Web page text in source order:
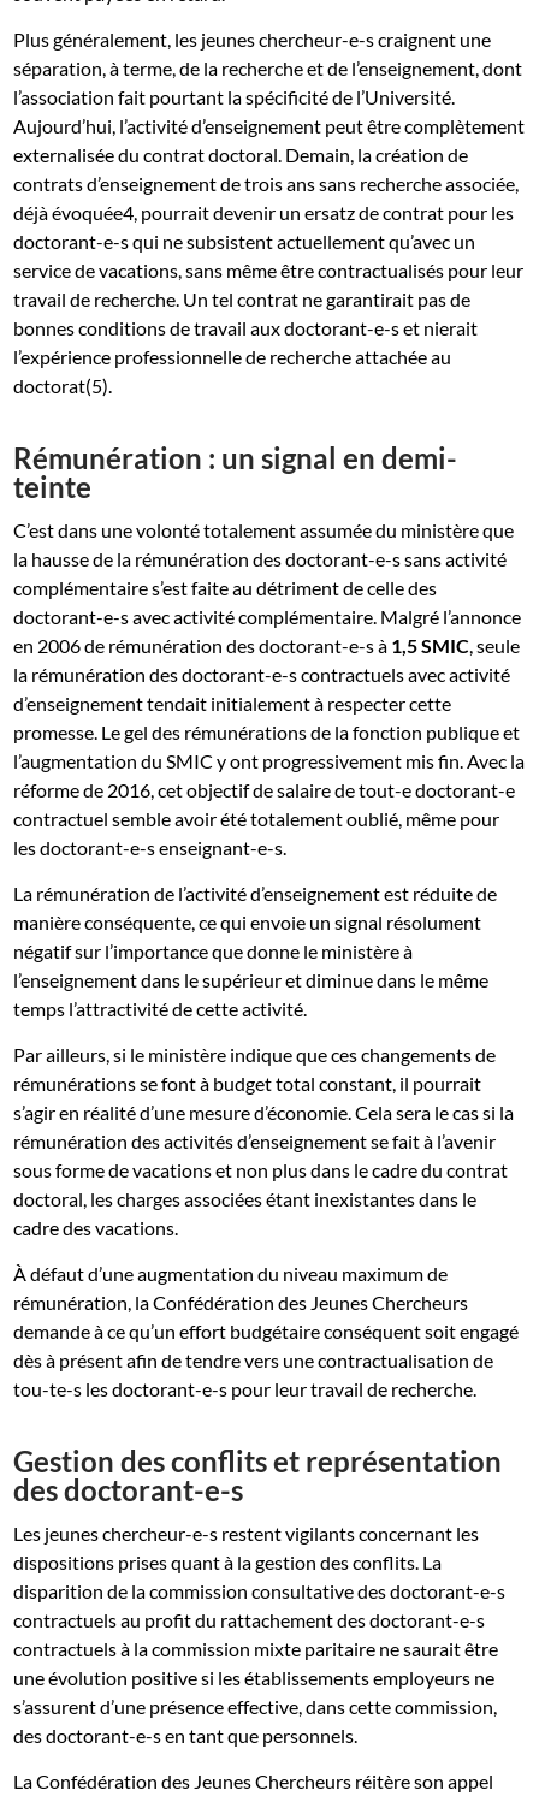
Plus généralement, les jeunes chercheur-e-s craignent une
séparation, à terme, de la recherche et de l’enseignement, dont
l’association fait pourtant la spécificité de l’Université.
Aujourd’hui, l’activité d’enseignement peut être complètement
externalisée du contrat doctoral. Demain, la création de
contrats d’enseignement de trois ans sans recherche associée,
déjà évoquée4, pourrait devenir un ersatz de contrat pour les
doctorant-e-s qui ne subsistent actuellement qu’avec un
service de vacations, sans même être contractualisés pour leur
travail de recherche. Un tel contrat ne garantirait pas de
bonnes conditions de travail aux doctorant-e-s et nierait
l’expérience professionnelle de recherche attachée au
doctorat(5).
Rémunération : un signal en demi-
teinte
C’est dans une volonté totalement assumée du ministère que
la hausse de la rémunération des doctorant-e-s sans activité
complémentaire s’est faite au détriment de celle des
doctorant-e-s avec activité complémentaire. Malgré l’annonce
en 2006 de rémunération des doctorant-e-s à 1,5 SMIC , seule
la rémunération des doctorant-e-s contractuels avec activité
d’enseignement tendait initialement à respecter cette
promesse. Le gel des rémunérations de la fonction publique et
l’augmentation du SMIC y ont progressivement mis fin. Avec la
réforme de 2016, cet objectif de salaire de tout-e doctorant-e
contractuel semble avoir été totalement oublié, même pour
les doctorant-e-s enseignant-e-s.
La rémunération de l’activité d’enseignement est réduite de
manière conséquente, ce qui envoie un signal résolument
négatif sur l’importance que donne le ministère à
l’enseignement dans le supérieur et diminue dans le même
temps l’attractivité de cette activité.
Par ailleurs, si le ministère indique que ces changements de
rémunérations se font à budget total constant, il pourrait
s’agir en réalité d’une mesure d’économie. Cela sera le cas si la
rémunération des activités d’enseignement se fait à l’avenir
sous forme de vacations et non plus dans le cadre du contrat
doctoral, les charges associées étant inexistantes dans le
cadre des vacations.
À défaut d’une augmentation du niveau maximum de
rémunération, la Confédération des Jeunes Chercheurs
demande à ce qu’un effort budgétaire conséquent soit engagé
dès à présent afin de tendre vers une contractualisation de
tou-te-s les doctorant-e-s pour leur travail de recherche.
Gestion des conflits et représentation
des doctorant-e-s
Les jeunes chercheur-e-s restent vigilants concernant les
dispositions prises quant à la gestion des conflits. La
disparition de la commission consultative des doctorant-e-s
contractuels au profit du rattachement des doctorant-e-s
contractuels à la commission mixte paritaire ne saurait être
une évolution positive si les établissements employeurs ne
s’assurent d’une présence effective, dans cette commission,
des doctorant-e-s en tant que personnels.
La Confédération des Jeunes Chercheurs réitère son appel